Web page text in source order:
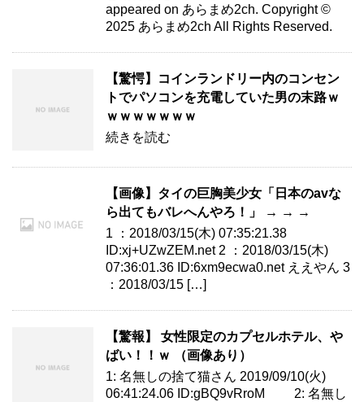
appeared on あらまめ2ch. Copyright ©
2025 あらまめ2ch All Rights Reserved.
【驚愕】コインランドリー内のコンセン
トでパソコンを充電していた男の末路ｗ
ｗｗｗｗｗｗｗ
続きを読む
【画像】タイの巨胸美少女「日本のavな
ら出てもバレへんやろ！」 → → →
1 ：2018/03/15(木) 07:35:21.38
ID:xj+UZwZEM.net 2 ：2018/03/15(木)
07:36:01.36 ID:6xm9ecwa0.net ええやん 3
：2018/03/15 […]
【驚報】 女性限定のカプセルホテル、や
ばい！！ｗ （画像あり）
1: 名無しの捨て猫さん 2019/09/10(火)
06:41:24.06 ID:gBQ9vRroM 2: 名無し